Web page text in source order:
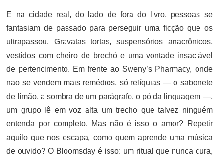
E na cidade real, do lado de fora do livro, pessoas se
fantasiam de passado para perseguir uma ficção que os
ultrapassou. Gravatas tortas, suspensórios anacrônicos,
vestidos com cheiro de brechó e uma vontade insaciável
de pertencimento. Em frente ao Sweny’s Pharmacy, onde
não se vendem mais remédios, só relíquias — o sabonete
de limão, a sombra de um parágrafo, o pó da linguagem —,
um grupo lê em voz alta um trecho que talvez ninguém
entenda por completo. Mas não é isso o amor? Repetir
aquilo que nos escapa, como quem aprende uma música
de ouvido? O Bloomsday é isso: um ritual que nunca cura,